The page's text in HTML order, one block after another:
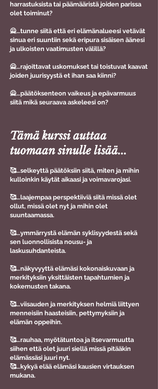
harrastuksista tai päämääristä joiden parissa
olet toiminut?
🙅…tunne siitä että eri elämänalueesi vetävät
sinua eri suuntiin sekä eripura sisäisen äänesi
ja ulkoisten vaatimusten välillä?
🙅…rajoittavat uskomukset tai toistuvat kaavat
joiden juurisyystä et ihan saa kiinni?
🙅…päätöksenteon vaikeus ja epävarmuus
siitä mikä seuraava askeleesi on?
Tämä kurssi auttaa
tuomaan sinulle lisää...
🥰…selkeyttä päätöksiin siitä, miten ja mihin
kulloinkin käytät aikaasi ja voimavarojasi.
🥰…laajempaa perspektiiviä siitä missä olet
ollut, missä olet nyt ja mihin olet
suuntaamassa.
🥰…ymmärrystä elämän syklisyydestä sekä
sen luonnollisista nousu- ja
laskusuhdanteista.
🥰…näkyvyyttä elämäsi kokonaiskuvaan ja
merkityksiin yksittäisten tapahtumien ja
kokemusten takana.
🥰…viisauden ja merkityksen helmiä liittyen
menneisiin haasteisiin, pettymyksiin ja
elämän oppeihin.
🥰…rauhaa, myötätuntoa ja itsevarmuutta
siihen että olet juuri siellä missä pitääkin
elämässäsi juuri nyt.
🥰…kykyä elää elämäsi kausien virtauksen
mukana.